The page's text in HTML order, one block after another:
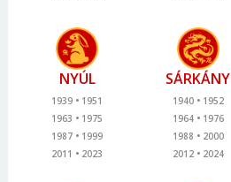
NYÚL
1939
1951
1963
1975
1987
1999
2011
2023
SÁRKÁNY
1940
1952
1964
1976
1988
2000
2012
2024